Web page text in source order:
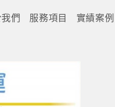
們 服務項目 實績案例